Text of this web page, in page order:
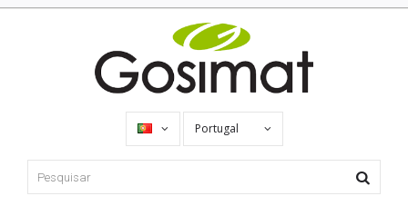
Portugal